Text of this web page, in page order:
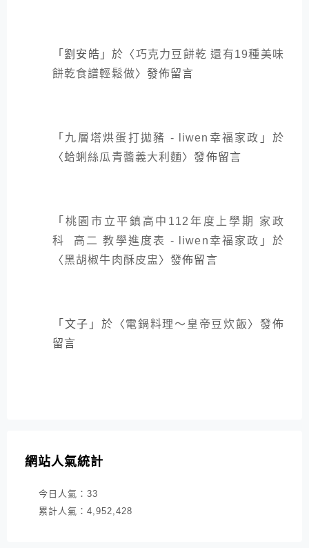
「劉安皓 」於〈巧克力豆餅乾 還有19種美味
餅乾食譜輕鬆做〉發佈留言
「 九層塔烘蛋打拋豬 - liwen幸福家政 」於
〈蛤蜊絲瓜青醬義大利麵〉發佈留言
「 桃園市立平鎮高中112年度上學期 家政
科 高二 教學進度表 - liwen幸福家政 」於
〈黑胡椒牛肉酥皮盅 〉發佈留言
「 文子 」於〈電鍋料理～皇帝豆炊飯〉發佈
留言
網站人氣統計
今日人氣： 33
累計人氣： 4,952,428